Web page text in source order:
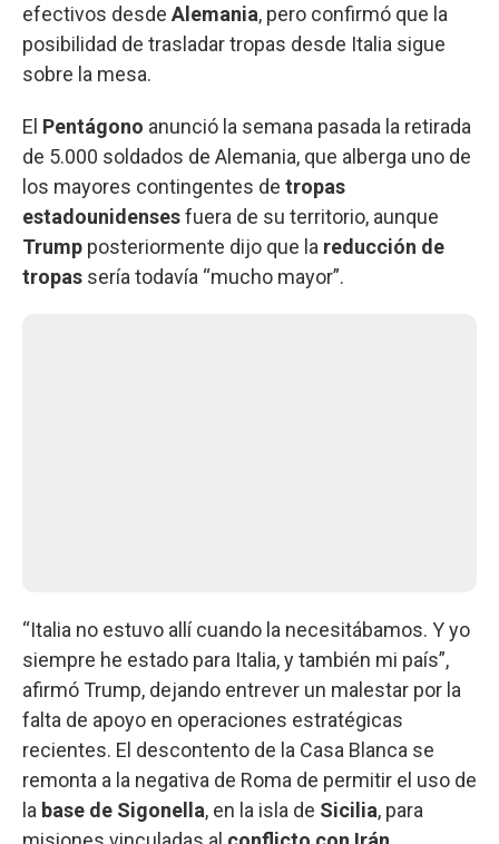
efectivos desde Alemania, pero confirmó que la
posibilidad de trasladar tropas desde Italia sigue
sobre la mesa.
El Pentágono anunció la semana pasada la retirada
de 5.000 soldados de Alemania, que alberga uno de
los mayores contingentes de tropas
estadounidensesfuera de su territorio, aunque
Trump posteriormente dijo que la reducción de
tropas sería todavía “mucho mayor”.
“Italia no estuvo allí cuando la necesitábamos. Y yo
siempre he estado para Italia, y también mi país”,
afirmó Trump, dejando entrever un malestar por la
falta de apoyo en operaciones estratégicas
recientes. El descontento de la Casa Blanca se
remonta a la negativa de Roma de permitir el uso de
la base de Sigonella, en la isla de Sicilia, para